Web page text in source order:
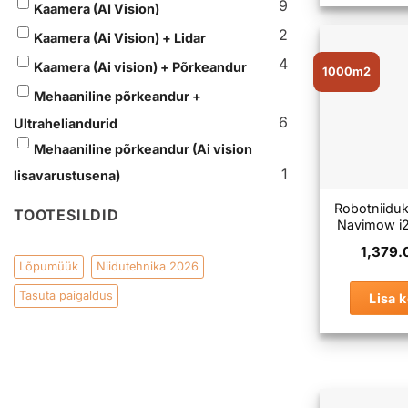
Kaamera (AI Vision) 9
Kaamera (Ai Vision) + Lidar 2
Kaamera (Ai vision) + Põrkeandur 4
Mehaaniline põrkeandur +
Ultraheliandurid
6
Mehaaniline põrkeandur (Ai vision
lisavarustusena)
1
TOOTESILDID
Lõpumüük Niidutehnika 2026
Tasuta paigaldus
1000m2
Navimow
Lisa